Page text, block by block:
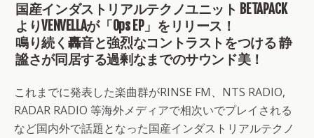
国産インダストリアルテクノユニット BETAPACK
よりVENVELLAが「Ops EP」をリリース！
鳴り続く轟音と強烈なコントラストをつける 静
謐さが同居する過剰なまでのサウンド美！
これまでに発表した楽曲群がRINSE FM、NTS RADIO,
RADAR RADIO 等海外メディアで相次いでプレイされる
など国内外で話題となった国産インダストリアルテクノ